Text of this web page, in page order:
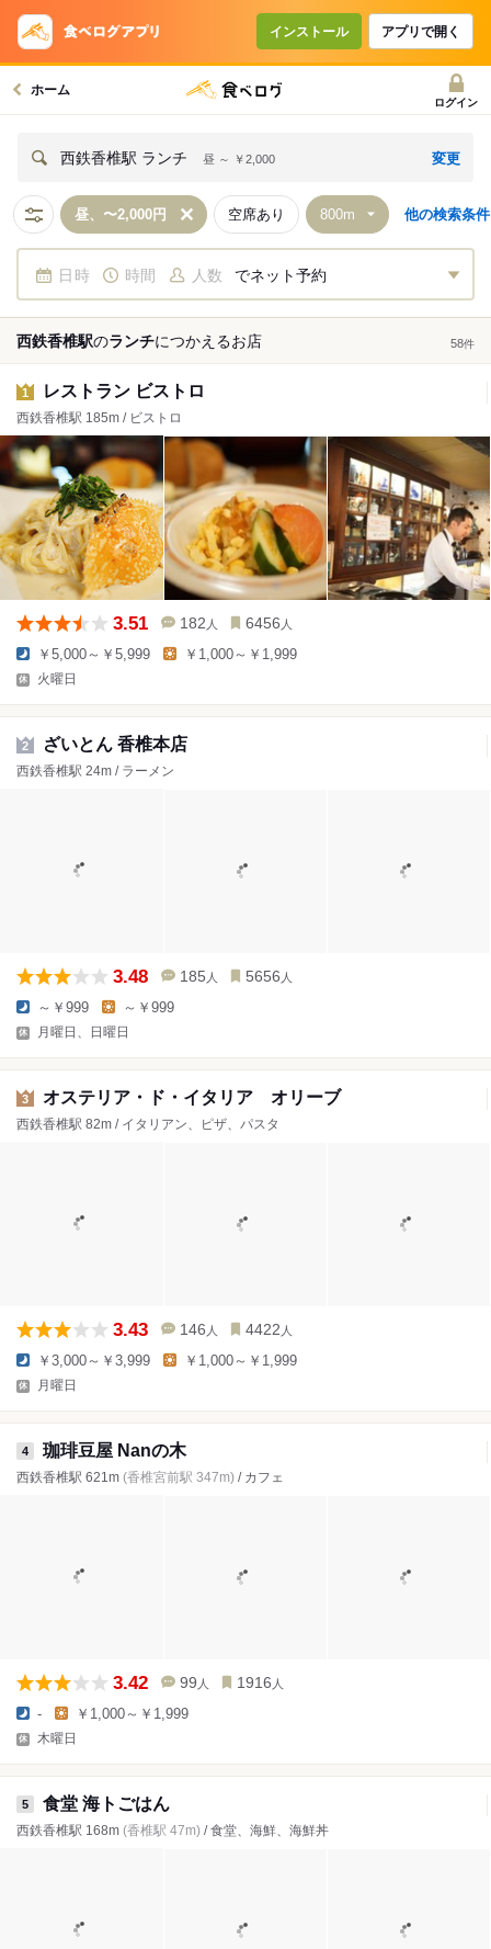
インストール アプリで開く
ホーム
ログイン
西鉄香椎駅 ランチ 昼 ～ ￥2,000 変更
昼、〜2,000円 空席あり 他の検索条件
日時 時間 人数 でネット予約
西鉄香椎駅のランチにつかえるお店 58件
1 レストラン ビストロ
西鉄香椎駅 185m / ビストロ
3.51 182 人 6456 人
￥5,000～￥5,999 ￥1,000～￥1,999
火曜日
2 ざいとん 香椎本店
西鉄香椎駅 24m / ラーメン
3.48 185 人 5656 人
～￥999 ～￥999
月曜日、日曜日
3 オステリア・ド・イタリア オリーブ
西鉄香椎駅 82m / イタリアン、ピザ、パスタ
3.43 146 人 4422 人
￥3,000～￥3,999 ￥1,000～￥1,999
月曜日
4 珈琲豆屋 Nanの木
西鉄香椎駅 621m (香椎宮前駅 347m) / カフェ
3.42 99 人 1916 人
- ￥1,000～￥1,999
木曜日
5 食堂 海トごはん
西鉄香椎駅 168m (香椎駅 47m) / 食堂、海鮮、海鮮丼